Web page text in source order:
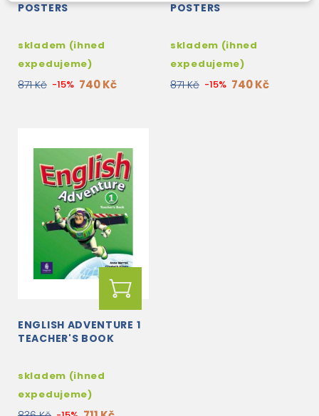
POSTERS
skladem (ihned
expedujeme)
871 Kč -15% 740 Kč
POSTERS
skladem (ihned
expedujeme)
871 Kč -15% 740 Kč
ENGLISH ADVENTURE 1
TEACHER'S BOOK
skladem (ihned
expedujeme)